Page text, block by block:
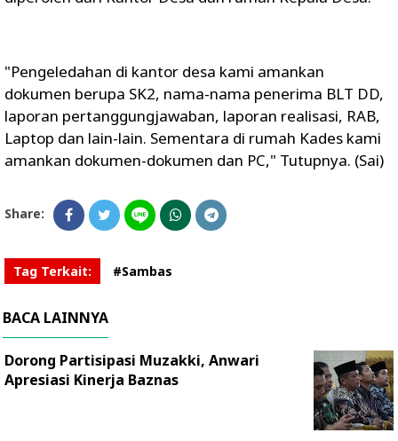
"Pengeledahan di kantor desa kami amankan
dokumen berupa SK2, nama-nama penerima BLT DD,
laporan pertanggungjawaban, laporan realisasi, RAB,
Laptop dan lain-lain. Sementara di rumah Kades kami
amankan dokumen-dokumen dan PC," Tutupnya. (Sai)
Share:
Tag Terkait: #Sambas
BACA LAINNYA
Dorong Partisipasi Muzakki, Anwari
Apresiasi Kinerja Baznas